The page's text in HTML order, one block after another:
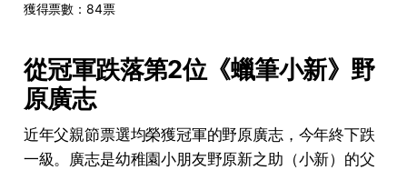
獲得票數：84票
從冠軍跌落第2位《蠟筆小新》野
原廣志
近年父親節票選均榮獲冠軍的野原廣志，今年終下跌
一級。廣志是幼稚園小朋友野原新之助（小新）的父